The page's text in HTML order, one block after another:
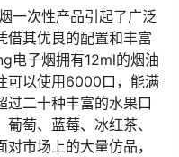
一次性产品引起了广泛
借其优良的配置和丰富
电子烟拥有12ml的烟油
可以使用6000口，能满
过二十种丰富的水果口
萄、蓝莓、冰红茶、
市场上的大量仿品，